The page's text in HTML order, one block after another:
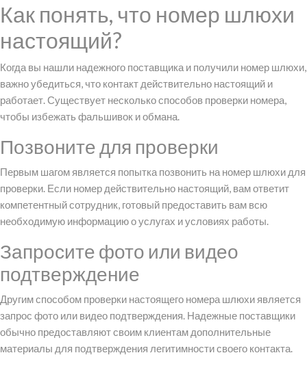
Как понять, что номер шлюхи
настоящий?
Когда вы нашли надежного поставщика и получили номер шлюхи,
важно убедиться, что контакт действительно настоящий и
работает. Существует несколько способов проверки номера,
чтобы избежать фальшивок и обмана.
Позвоните для проверки
Первым шагом является попытка позвонить на номер шлюхи для
проверки. Если номер действительно настоящий, вам ответит
компетентный сотрудник, готовый предоставить вам всю
необходимую информацию о услугах и условиях работы.
Запросите фото или видео
подтверждение
Другим способом проверки настоящего номера шлюхи является
запрос фото или видео подтверждения. Надежные поставщики
обычно предоставляют своим клиентам дополнительные
материалы для подтверждения легитимности своего контакта.